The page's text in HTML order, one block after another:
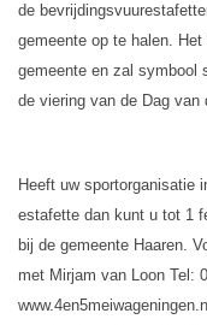
de
gemeente op te halen.
gemeente en zal symbool
de viering van de Dag van
Heeft uw sportorganisatie
estafette dan kunt u tot 1
bij de gemeente Haaren.
met Mirjam van Loon Tel:
www.4en5meiwageningen.nl